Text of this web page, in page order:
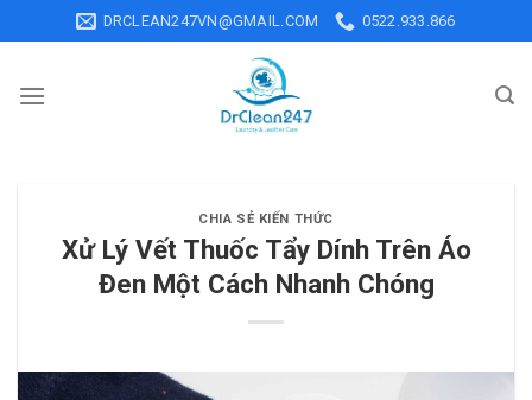
to
DRCLEAN247VN@GMAIL.COM 0522.933.866
CHIA SẺ KIẾN THỨC
Xử Lý Vết Thuốc Tẩy Dính Trên Áo
Đen Một Cách Nhanh Chóng